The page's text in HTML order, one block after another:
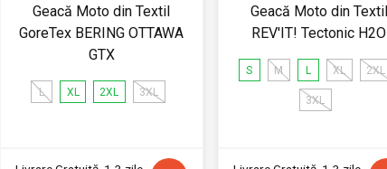
Geacă Moto din Textil
GoreTex BERING OTTAWA
GTX
L XL 2XL 3XL
Geacă Moto din Textil
REV'IT! Tectonic H2O
S M L XL 2XL
3XL